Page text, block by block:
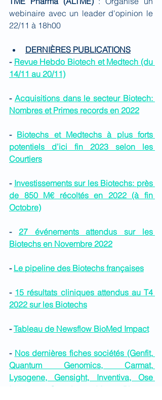
webinaire avec un leader d'opinion le
22/11 à 18h00
DERNIÈRES PUBLICATIONS
- Revue Hebdo Biotech et Medtech (du
14/11 au 20/11)
- Acquisitions dans le secteur Biotech:
Nombres et Primes records en 2022
- Biotechs et Medtechs à plus forts
potentiels d’ici fin 2023 selon les
Courtiers
- Investissements sur les Biotechs: près
de 850 M€ récoltés en 2022 (à fin
Octobre)
- 27 événements attendus sur les
Biotechs en Novembre 2022
- Le pipeline des Biotechs françaises
- 15 résultats cliniques attendus au T4
2022 sur les Biotechs
- Tableau de Newsflow BioMed Impact
- Nos dernières fiches sociétés (Genfit,
Quantum Genomics, Carmat,
Lysogene, Gensight, Inventiva, Ose
Immuno. Crossject, Maat Pharma,